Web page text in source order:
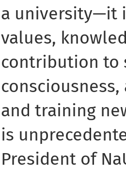
a university—it
values,
contribution to
and training
is
President of